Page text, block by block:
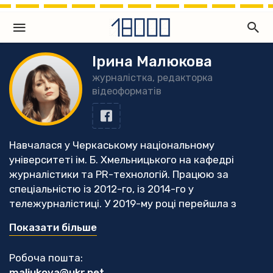
Ірина Малюкова
журналістка, редакторка
відеоформатів
Навчалася у Черкаському національному
університеті ім. Б. Хмельницького на кафедрі
журналістики та PR-технологій. Працюю за
спеціальністю із 2012-го, із 2014-го у
тележурналістиці. У 2019-му році перейшла з
регіонального телеканалу - у незалежне медіа
Відтоді пройшла низку тренінгів і курс
Показати більше
Робоча пошта: